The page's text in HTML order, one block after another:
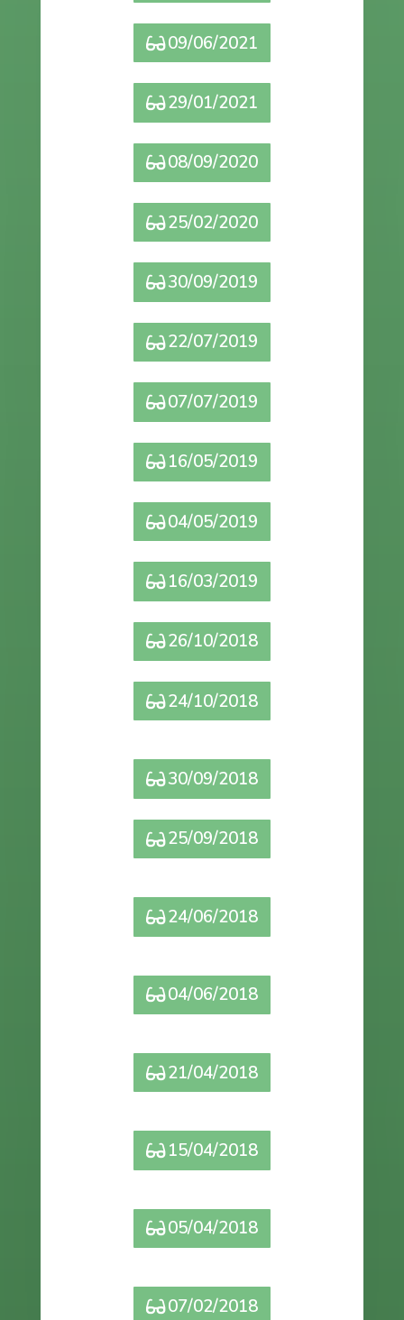
09/06/2021
29/01/2021
08/09/2020
25/02/2020
30/09/2019
22/07/2019
07/07/2019
16/05/2019
04/05/2019
16/03/2019
26/10/2018
24/10/2018
30/09/2018
25/09/2018
24/06/2018
04/06/2018
21/04/2018
15/04/2018
05/04/2018
07/02/2018